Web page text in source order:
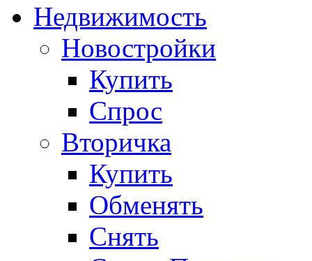
Недвижимость
Новостройки
Купить
Спрос
Вторичка
Купить
Обменять
Снять